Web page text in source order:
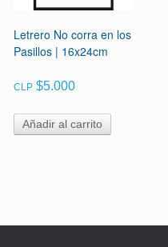
Letrero No corra en los
Pasillos | 16x24cm
CLP $5.000
Añadir al carrito